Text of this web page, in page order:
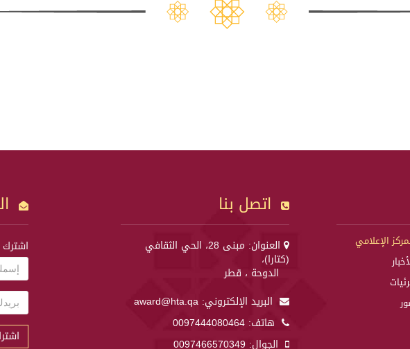
الإعلامي
اتصل بنا
العنوان: مبنى 28، الحي الثقافي
(كتارا)،
الدوحة ، قطر
البريد الإلكتروني: award@hta.qa
هاتف: 0097444080464
الجوال: 0097466570349
اشترك